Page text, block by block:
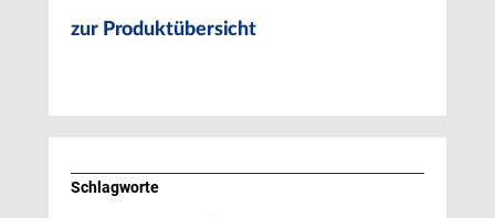
zur Produktübersicht
Schlagworte